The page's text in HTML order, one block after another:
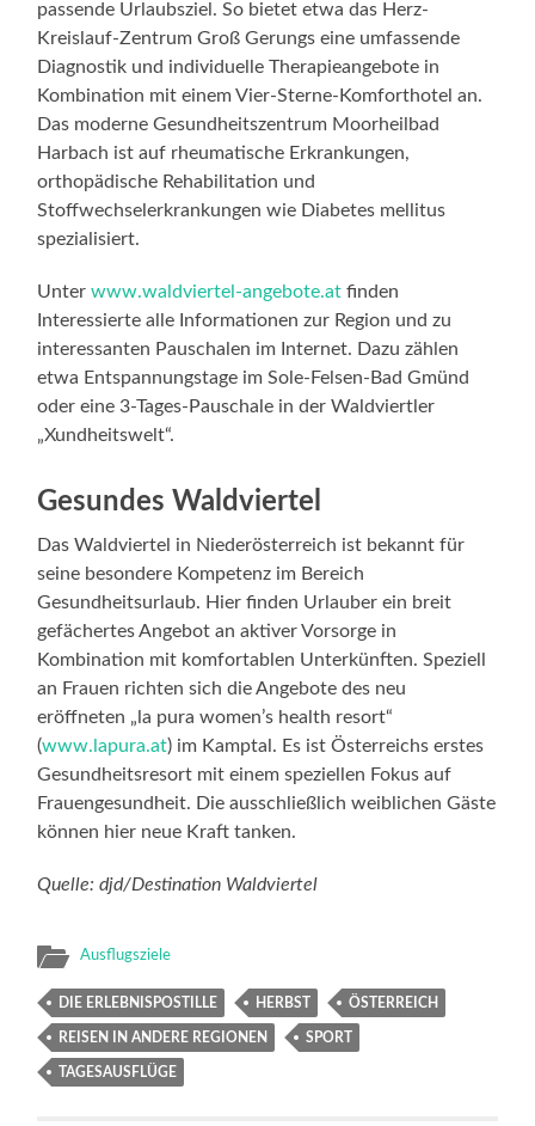
passende Urlaubsziel. So bietet etwa das Herz-
Kreislauf-Zentrum Groß Gerungs eine umfassende
Diagnostik und individuelle Therapieangebote in
Kombination mit einem Vier-Sterne-Komforthotel an.
Das moderne Gesundheitszentrum Moorheilbad
Harbach ist auf rheumatische Erkrankungen,
orthopädische Rehabilitation und
Stoffwechselerkrankungen wie Diabetes mellitus
spezialisiert.
Unterwww.waldviertel-angebote.at finden
Interessierte alle Informationen zur Region und zu
interessanten Pauschalen im Internet. Dazu zählen
etwa Entspannungstage im Sole-Felsen-Bad Gmünd
oder eine 3-Tages-Pauschale in der Waldviertler
„Xundheitswelt“.
Gesundes Waldviertel
Das Waldviertel in Niederösterreich ist bekannt für
seine besondere Kompetenz im Bereich
Gesundheitsurlaub. Hier finden Urlauber ein breit
gefächertes Angebot an aktiver Vorsorge in
Kombination mit komfortablen Unterkünften. Speziell
an Frauen richten sich die Angebote des neu
eröffneten „la pura women’s health resort“
(www.lapura.at) im Kamptal. Es ist Österreichs erstes
Gesundheitsresort mit einem speziellen Fokus auf
Frauengesundheit. Die ausschließlich weiblichen Gäste
können hier neue Kraft tanken.
Quelle: djd/Destination Waldviertel
Ausflugsziele
DIE ERLEBNISPOSTILLE HERBST ÖSTERREICH
REISEN IN ANDERE REGIONEN SPORT
TAGESAUSFLÜGE